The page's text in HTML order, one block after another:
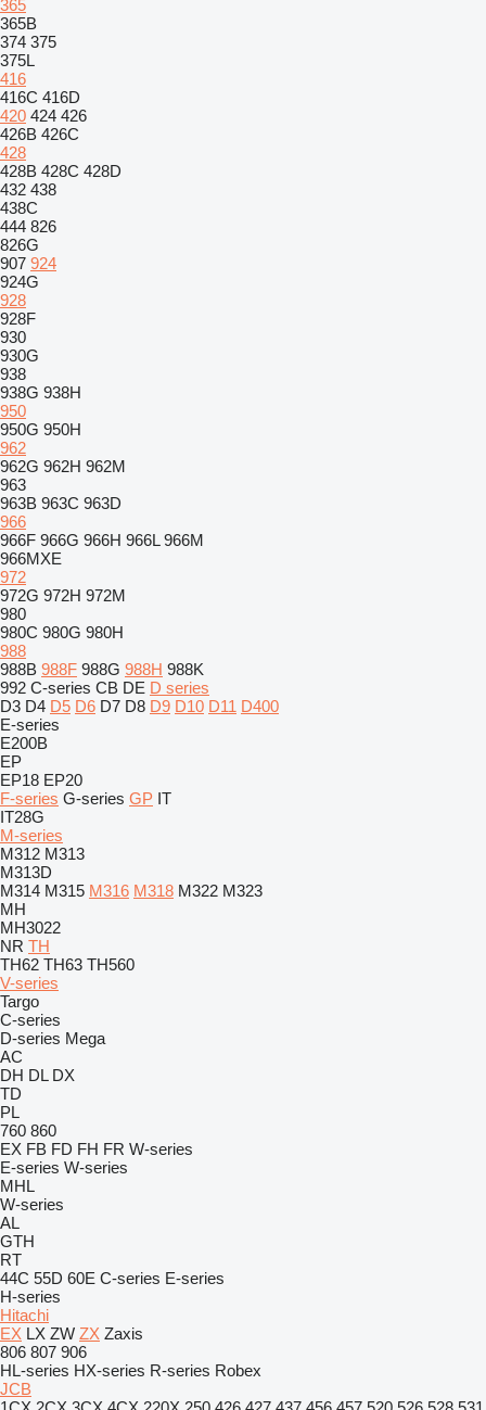
365
365B
374 375
375L
416
416C 416D
420 424 426
426B 426C
428
428B 428C 428D
432 438
438C
444 826
826G
907 924
924G
928
928F
930
930G
938
938G 938H
950
950G 950H
962
962G 962H 962M
963
963B 963C 963D
966
966F 966G 966H 966L 966M
966MXE
972
972G 972H 972M
980
980C 980G 980H
988
988B 988F 988G 988H 988K
992 C-series CB DE D series
D3 D4 D5 D6 D7 D8 D9 D10 D11 D400
E-series
E200B
EP
EP18 EP20
F-series G-series GP IT
IT28G
M-series
M312 M313
M313D
M314 M315 M316 M318 M322 M323
MH
MH3022
NR TH
TH62 TH63 TH560
V-series
Targo
C-series
D-series Mega
AC
DH DL DX
TD
PL
760 860
EX FB FD FH FR W-series
E-series W-series
MHL
W-series
AL
GTH
RT
44C 55D 60E C-series E-series
H-series
Hitachi
EX LX ZW ZX Zaxis
806 807 906
HL-series HX-series R-series Robex
JCB